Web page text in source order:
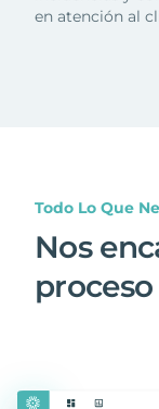
en atención al
Todo Lo Que
Nos